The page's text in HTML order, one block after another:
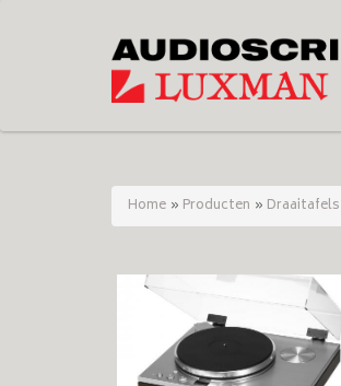
Home » Producten » Draaitafels